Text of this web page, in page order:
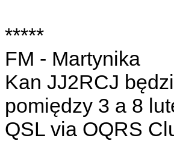
*****
FM - Martynika
Kan JJ2RCJ
pomiędzy 3 a 8
QSL via OQRS